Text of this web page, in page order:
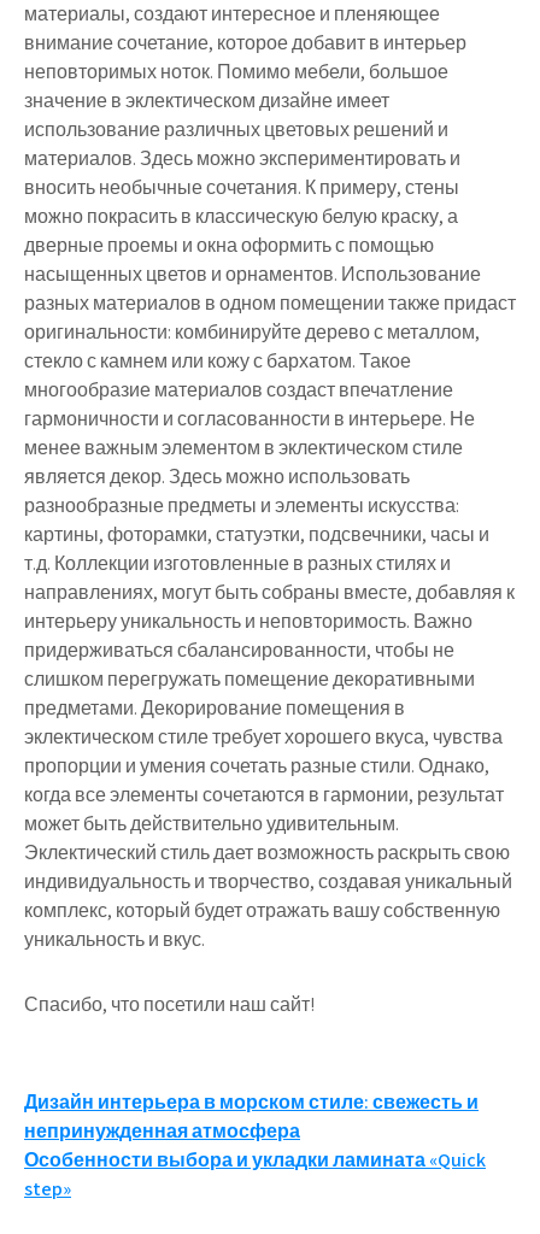
материалы, создают интересное и пленяющее
внимание сочетание, которое добавит в интерьер
неповторимых ноток. Помимо мебели, большое
значение в эклектическом дизайне имеет
использование различных цветовых решений и
материалов. Здесь можно экспериментировать и
вносить необычные сочетания. К примеру, стены
можно покрасить в классическую белую краску, а
дверные проемы и окна оформить с помощью
насыщенных цветов и орнаментов. Использование
разных материалов в одном помещении также придаст
оригинальности: комбинируйте дерево с металлом,
стекло с камнем или кожу с бархатом. Такое
многообразие материалов создаст впечатление
гармоничности и согласованности в интерьере. Не
менее важным элементом в эклектическом стиле
является декор. Здесь можно использовать
разнообразные предметы и элементы искусства:
картины, фоторамки, статуэтки, подсвечники, часы и
т.д. Коллекции изготовленные в разных стилях и
направлениях, могут быть собраны вместе, добавляя к
интерьеру уникальность и неповторимость. Важно
придерживаться сбалансированности, чтобы не
слишком перегружать помещение декоративными
предметами. Декорирование помещения в
эклектическом стиле требует хорошего вкуса, чувства
пропорции и умения сочетать разные стили. Однако,
когда все элементы сочетаются в гармонии, результат
может быть действительно удивительным.
Эклектический стиль дает возможность раскрыть свою
индивидуальность и творчество, создавая уникальный
комплекс, который будет отражать вашу собственную
уникальность и вкус.
Спасибо, что посетили наш сайт!
Навигация
по
записям
Дизайн интерьера в морском стиле: свежесть и
непринужденная атмосфера
Особенности выбора и укладки ламината «Quick
step»